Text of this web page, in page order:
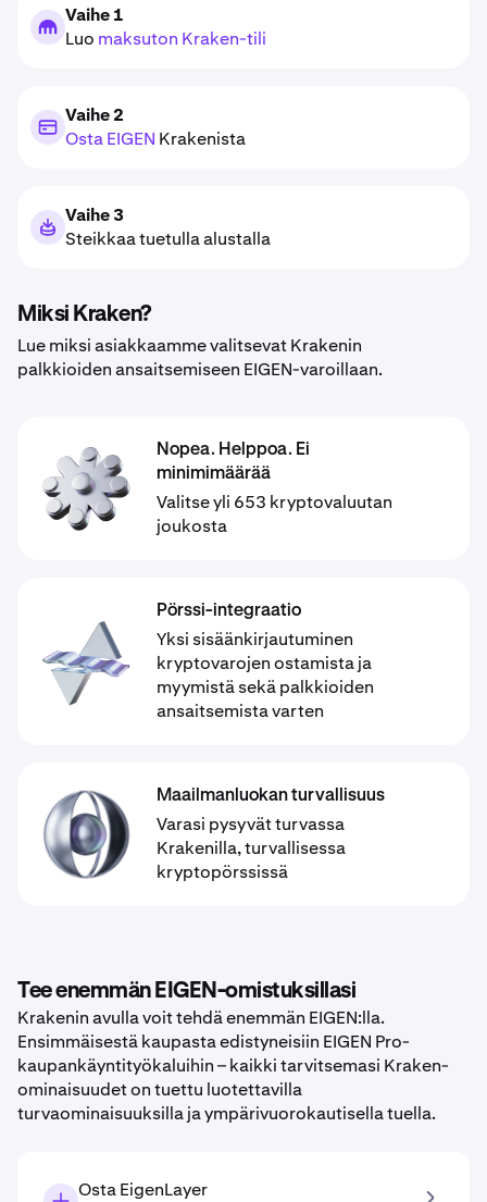
Vaihe 1
Luo maksuton Kraken-tili
Vaihe 2
Osta EIGEN Krakenista
Vaihe 3
Steikkaa tuetulla alustalla
Miksi Kraken?
Lue miksi asiakkaamme valitsevat Krakenin
palkkioiden ansaitsemiseen EIGEN-varoillaan.
Nopea. Helppoa. Ei
minimimäärää
Valitse yli 653 kryptovaluutan
joukosta
Pörssi-integraatio
Yksi sisäänkirjautuminen
kryptovarojen ostamista ja
myymistä sekä palkkioiden
ansaitsemista varten
Maailmanluokan turvallisuus
Varasi pysyvät turvassa
Krakenilla, turvallisessa
kryptopörssissä
Tee enemmän EIGEN-omistuksillasi
Krakenin avulla voit tehdä enemmän EIGEN:lla.
Ensimmäisestä kaupasta edistyneisiin EIGEN Pro-
kaupankäyntityökaluihin – kaikki tarvitsemasi Kraken-
ominaisuudet on tuettu luotettavilla
turvaominaisuuksilla ja ympärivuorokautisella tuella.
Osta EigenLayer